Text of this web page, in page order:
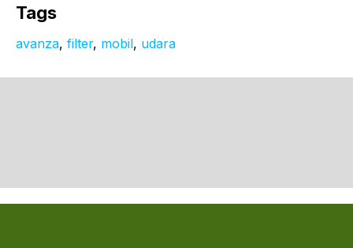
Tags
avanza, filter, mobil, udara